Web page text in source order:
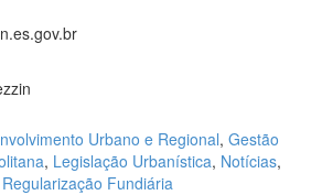
Urbano e Regional, Gestão
, Legislação Urbanística, Notícias,
Regularização Fundiária